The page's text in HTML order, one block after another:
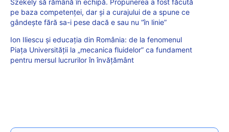
Szekely să rămână în echipă. Propunerea a fost făcută
pe baza competenței, dar și a curajului de a spune ce
gândește fără sa-i pese dacă e sau nu “în linie”
Ion Iliescu și educația din România: de la fenomenul
Piața Universității la „mecanica fluidelor” ca fundament
pentru mersul lucrurilor în învățământ